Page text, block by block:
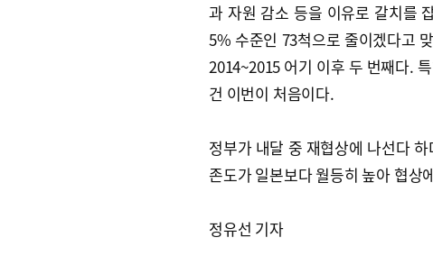
과 자원 감소 등을 이유로 갈치를
5% 수준인 73척으로 줄이겠다고
2014~2015 어기 이후 두 번째다.
건 이번이 처음이다.
정부가 내달 중 재협상에 나선다
존도가 일본보다 월등히 높아 협상
정유선 기자